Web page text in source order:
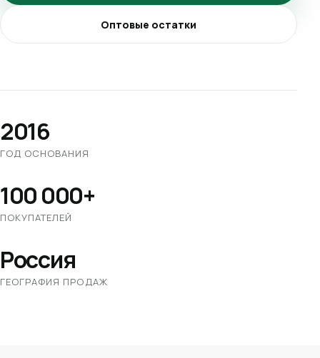
Оптовые остатки
2016
ГОД ОСНОВАНИЯ
100 000+
ПОКУПАТЕЛЕЙ
Россия
ГЕОГРАФИЯ ПРОДАЖ